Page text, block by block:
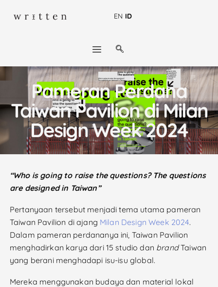
EN ID
Pameran Perdana
Taiwan Pavilion di Milan
Design Week 2024
“Who is going to raise the questions? The questions
are designed in Taiwan”
Pertanyaan tersebut menjadi tema utama pameran
Taiwan Pavilion di ajang Milan Design Week 2024.
Dalam pameran perdananya ini, Taiwan Pavilion
menghadirkan karya dari 15 studio dan brandTaiwan
yang berani menghadapi isu-isu global.
Mereka menggunakan budaya dan material lokal